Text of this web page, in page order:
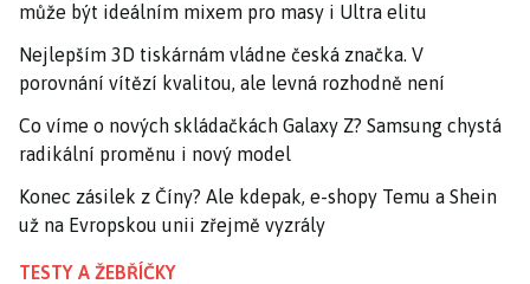
může být ideálním mixem pro masy i Ultra elitu
Nejlepším 3D tiskárnám vládne česká značka. V
porovnání vítězí kvalitou, ale levná rozhodně není
Co víme o nových skládačkách Galaxy Z? Samsung chystá
radikální proměnu i nový model
Konec zásilek z Číny? Ale kdepak, e-shopy Temu a Shein
už na Evropskou unii zřejmě vyzrály
TESTY A ŽEBŘÍČKY